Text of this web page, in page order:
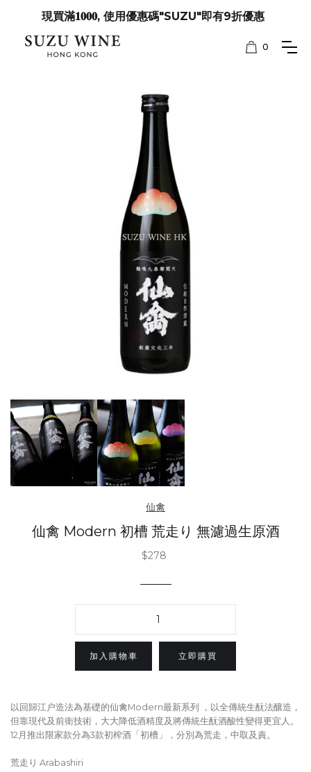
現買滿𝟏𝟎𝟎𝟎, 使用優惠碼"SUZU"即有9折優惠
0
仙禽
仙禽 Modern 初槽 荒走り 無濾過生原酒
$278
立即購買
以回歸江户造法為基礎的仙禽Modern最新系列 ，以全傳統生酛法釀造，
但靠現代及前衛技術，大大降低酒精度及將傳統生酛酒酸性變得更宜人。
12月推出限家款分為3款初榨酒「初槽」，分別為荒走，中取及責。
荒走り Arabashiri